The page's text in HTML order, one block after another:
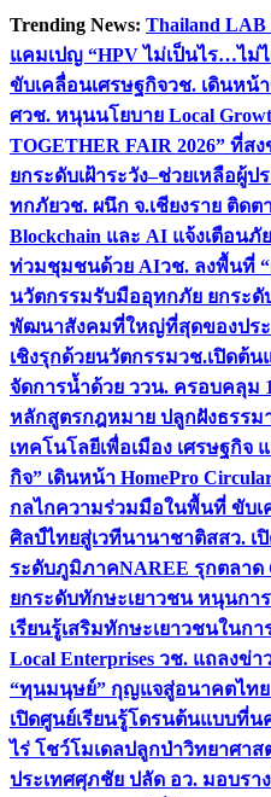
Skip
content
Trending News: Thailand
แคมเปญ “HPV ไม่เป็นไร…ไม่
ขับเคลื่อนเศรษฐกิจวช. เดินหน้
ศวช. หนุนนโยบาย Local
TOGETHER FAIR 2026” ที่ส
ยกระดับเฝ้าระวัง–ช่วยเหลือผู้
ทกภัยวช. ผนึก จ.เชียงราย ติด
Blockchain และ AI แจ้งเตือ
ท่วมชุมชนด้วย AIวช. ลงพื้นที่
นวัตกรรมรับมืออุทกภัย ยกระดั
พัฒนาสังคมที่ใหญ่ที่สุดของประ
เชิงรุกด้วยนวัตกรรมวช.เปิดต้น
จัดการน้ำด้วย ววน. ครอบคลุม
หลักสูตรกฎหมาย ปลูกฝังธรรม
เทคโนโลยีเพื่อเมือง เศรษฐกิ
กิจ” เดินหน้า HomePro
กลไกความร่วมมือในพื้นที่ ขับ
ศิลป์ไทยสู่เวทีนานาชาติสสว. เ
ระดับภูมิภาคNAREE รุกตลาด
ยกระดับทักษะเยาวชน หนุนกา
เรียนรู้เสริมทักษะเยาวชนในก
Local Enterprises วช. แถลงข่า
“ทุนมนุษย์” กุญแจสู่อนาคตไทย
เปิดศูนย์เรียนรู้โดรนต้นแบบที่
ไร่ โชว์โมเดลปลูกป่าวิทยาศา
ประเทศศุภชัย ปลัด อว. มอบรา